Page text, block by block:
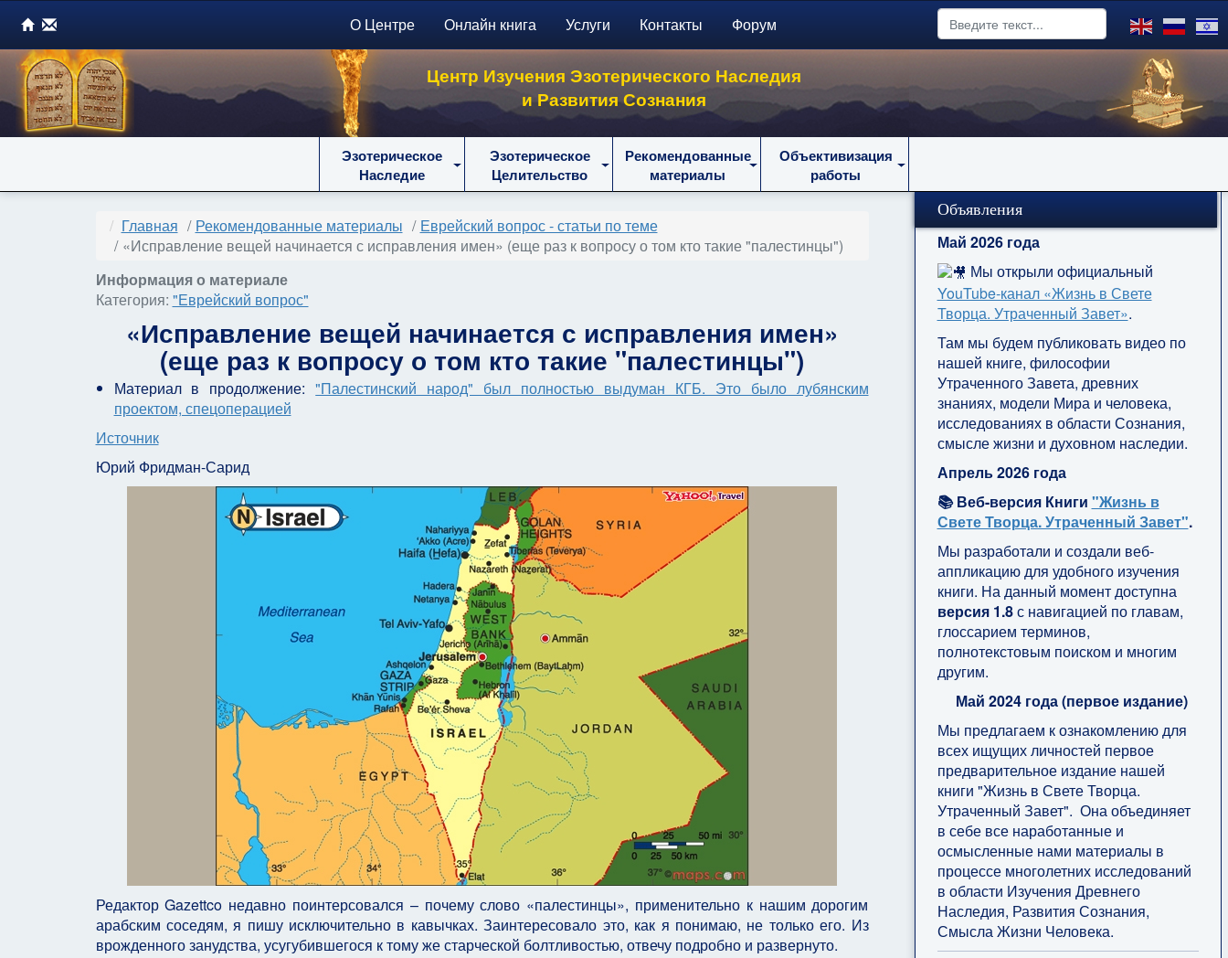
О Центре Онлайн книга Услуги Контакты Форум
Центр Изучения Эзотерического Наследия
и Развития Сознания
Эзотерическое
Наследие
Эзотерическое
Целительство
Рекомендованные
материалы
Объективизация
работы
Главная Рекомендованные материалы
Еврейский вопрос - статьи по теме
«Исправление вещей начинается с исправления имен» (еще раз к вопросу о том кто такие "палестинцы")
Информация о материале
Категория: "Еврейский вопрос"
«Исправление вещей начинается с исправления имен»
(еще раз к вопросу о том кто такие "палестинцы")
Материал в продолжение:"Палестинский народ" был полностью выдуман КГБ. Это было лубянским
проектом, спецоперацией
Источник
Юрий Фридман-Сарид
Редактор Gazettco недавно поинтерсовался – почему слово «палестинцы», применительно к нашим дорогим
арабским соседям, я пишу исключительно в кавычках. Заинтересовало это, как я понимаю, не только его. Из
врожденного занудства, усугубившегося к тому же старческой болтливостью, отвечу подробно и развернуто.
Объявления
Май 2026 года
Мы открыли официальный
YouTube‑канал «Жизнь в Свете
Творца. Утраченный Завет».
Там мы будем публиковать видео по
нашей книге, философии
Утраченного Завета, древних
знаниях, модели Мира и человека,
исследованиях в области Сознания,
смысле жизни и духовном наследии.
Апрель 2026 года
📚 Веб-версия Книги "Жизнь в
Свете Творца. Утраченный Завет".
Мы разработали и создали веб-
аппликацию для удобного изучения
книги. На данный момент доступна
версия 1.8с навигацией по главам,
глоссарием терминов,
полнотекстовым поиском и многим
другим.
Май 2024 года (первое издание)
Мы предлагаем к ознакомлению для
всех ищущих личностей первое
предварительное издание нашей
книги "Жизнь в Свете Творца.
Утраченный Завет". Она объединяет
в себе все наработанные и
осмысленные нами материалы в
процессе многолетних исследований
в области Изучения Древнего
Наследия, Развития Сознания,
Смысла Жизни Человека.